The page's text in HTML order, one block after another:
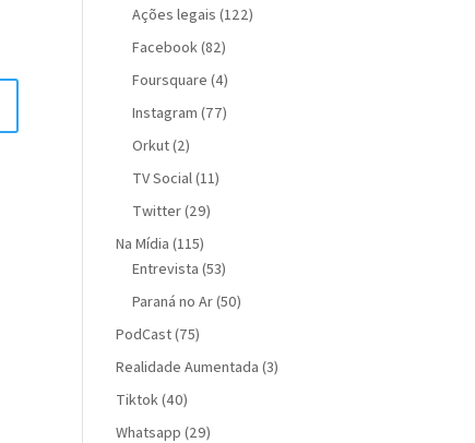
Ações legais (122)
Facebook(82)
Foursquare (4)
Instagram (77)
Orkut(2)
TV Social(11)
Twitter(29)
Na Mídia (115)
Entrevista (53)
Paraná no Ar(50)
PodCast(75)
Realidade Aumentada (3)
Tiktok(40)
Whatsapp (29)